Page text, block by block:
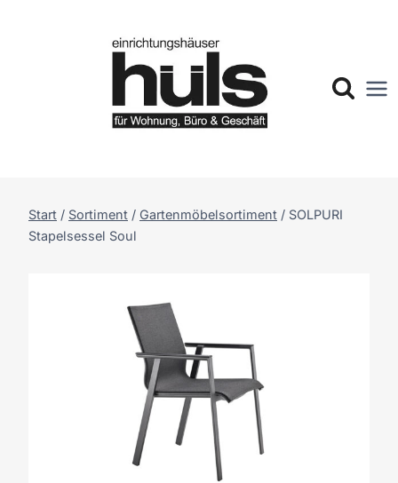
Start / Sortiment / Gartenmöbelsortiment / SOLPURI
Stapelsessel Soul